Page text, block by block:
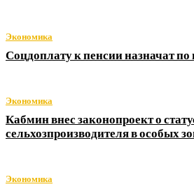
Экономика
Соцдоплату к пенсии назначат
Экономика
Кабмин внес законопроект о
сельхозпроизводителя в особых
Экономика